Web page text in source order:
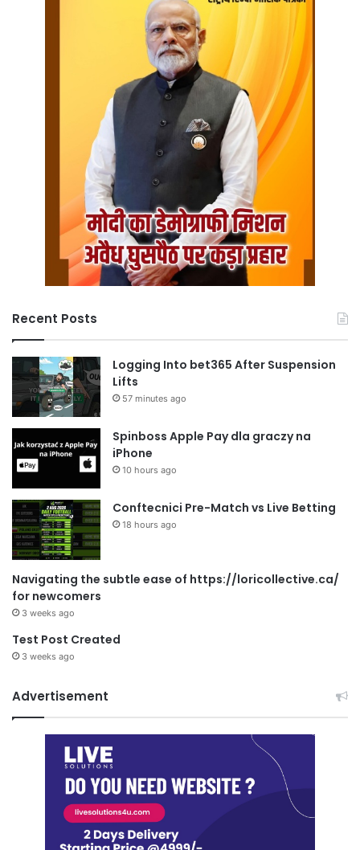
Recent Posts
Logging Into bet365 After Suspension
Lifts
57 minutes ago
Spinboss Apple Pay dla graczy na
iPhone
10 hours ago
Conftecnici Pre-Match vs Live Betting
18 hours ago
Navigating the subtle ease of https://loricollective.ca/
for newcomers
3 weeks ago
Test Post Created
3 weeks ago
Advertisement